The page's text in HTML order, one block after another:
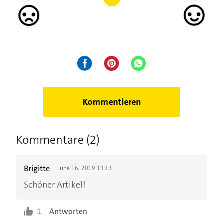
Kommentieren
Kommentare (2)
Brigitte June 16, 2019 13:13
Schöner Artikel!
1 Antworten